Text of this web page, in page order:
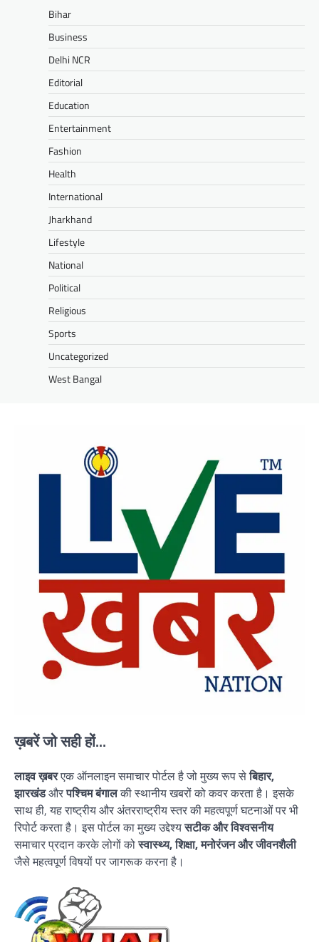
Bihar
Business
Delhi NCR
Editorial
Education
Entertainment
Fashion
Health
International
Jharkhand
Lifestyle
National
Political
Religious
Sports
Uncategorized
West Bangal
ख़बरें जो सही हों...
लाइव ख़बरएक ऑनलाइन समाचार पोर्टल है जो मुख्य रूप सेबिहार,
झारखंडऔरपश्चिम बंगालकी स्थानीय खबरों को कवर करता है। इसके
साथ ही, यह राष्ट्रीय और अंतरराष्ट्रीय स्तर की महत्वपूर्ण घटनाओं पर भी
रिपोर्ट करता है। इस पोर्टल का मुख्य उद्देश्यसटीक और विश्वसनीय
समाचार प्रदान करके लोगों कोस्वास्थ्य, शिक्षा, मनोरंजन और जीवनशैली
जैसे महत्वपूर्ण विषयों पर जागरूक करना है।